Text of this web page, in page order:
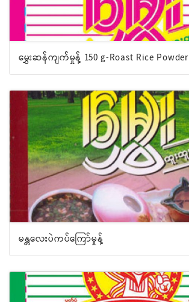
မွှေးဆန်ကျက်မှုန့် 150 g-Roast Rice Powder
မန္တလေးပဲကပ်ကြော်မှုန့်